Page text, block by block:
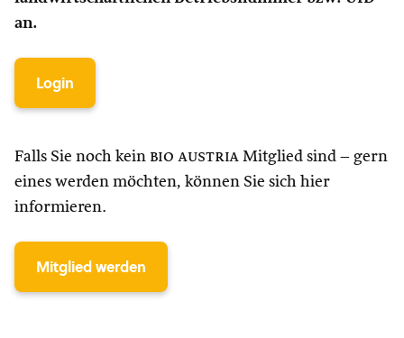
an.
Login
Falls Sie noch kein bio austria Mitglied sind – gern
eines werden möchten, können Sie sich hier
informieren.
Mitglied werden